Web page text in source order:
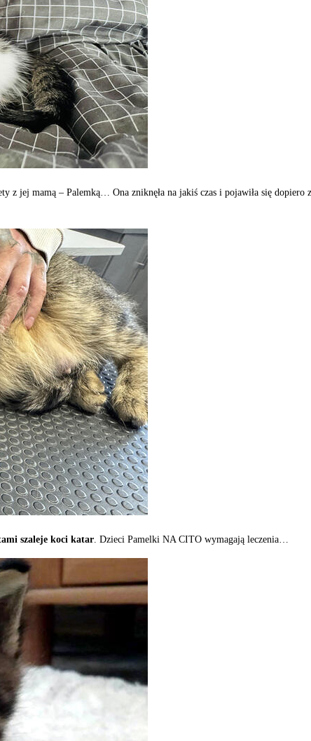
z jej mamą – Palemką… Ona zniknęła na jakiś czas i pojawiła się dopiero
szaleje koci katar. Dzieci Pamelki NA CITO wymagają leczenia…